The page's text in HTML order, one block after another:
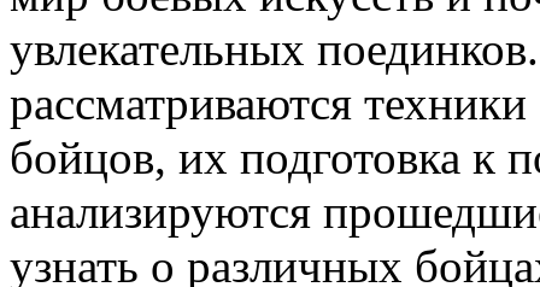
увлекательных
рассматриваются
бойцов, их подготовка к
анализируются
узнать о различных